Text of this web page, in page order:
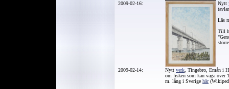
2009-02-16: Nytt
Läs
Till
2009-02-14: Nytt verk , Tingebro, Emån i
om fisken som kan väga över
m. lång i Sverige här